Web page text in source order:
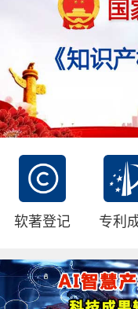
软著登记 专利